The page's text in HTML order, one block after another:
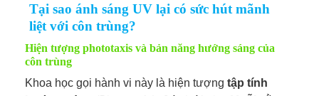
Tại sao ánh sáng UV lại có sức hút mãnh
liệt với côn trùng?
Hiện tượng phototaxis và bản năng hướng sáng của
côn trùng
Khoa học gọi hành vi này là hiện tượng tập tính